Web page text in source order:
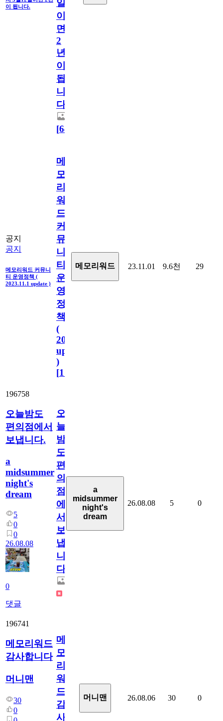
이 됩니다.
일
이
면
2
년
이
됩
니
다.
[64
공지
공지
메모리워드 커뮤니
티 운영정책 (
2023.11.1 update )
메
모
리
워
드
커
뮤
니
티
운
영
정
책
(
2023.11.1
update
)
[110
메모리워드 23.11.01 9.6천 29
196758
오늘밤도
편의점에서
보냅니다.
a
midsummer
night's
dream
5
0
0
26.08.08
0
댓글
오
늘
밤
도
편
의
점
에
서
보
냅
니
다.
a
midsummer
night's
dream
26.08.08 5 0
196741
메모리워드
감사합니다
머니맨
30
0
메
모
리
워
드
감
사
머니맨 26.08.06 30 0